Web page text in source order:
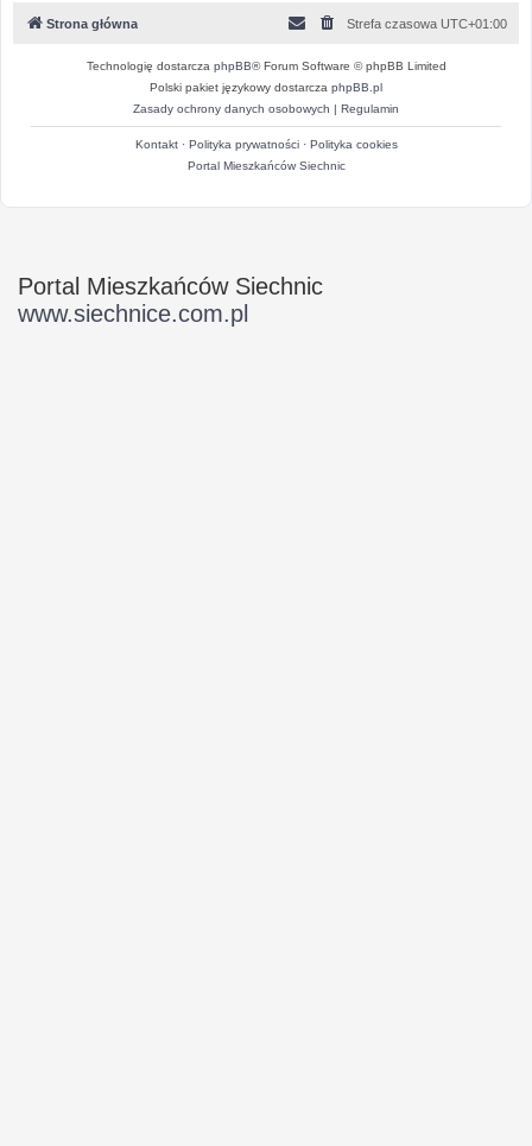
Strona główna Strefa czasowa UTC+01:00
Technologię dostarcza phpBB® Forum Software © phpBB Limited
Polski pakiet językowy dostarcza phpBB.pl
Zasady ochrony danych osobowych | Regulamin
Kontakt· Polityka prywatności· Polityka cookies
Portal Mieszkańców Siechnic
Portal Mieszkańców Siechnic
www.siechnice.com.pl